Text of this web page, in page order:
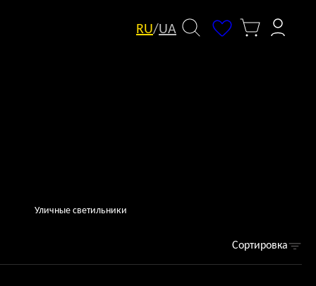
RU/UA
Уличные светильники
Сортировка